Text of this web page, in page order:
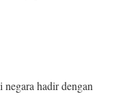
hadir dengan